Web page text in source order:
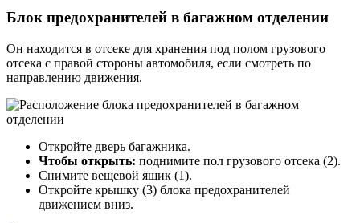
Блок предохранителей в багажном отделении
Он находится в отсеке для хранения под полом грузового
отсека с правой стороны автомобиля, если смотреть по
направлению движения.
Откройте дверь багажника.
Чтобы открыть: поднимите пол грузового отсека (2).
Снимите вещевой ящик (1).
Откройте крышку (3) блока предохранителей
движением вниз.